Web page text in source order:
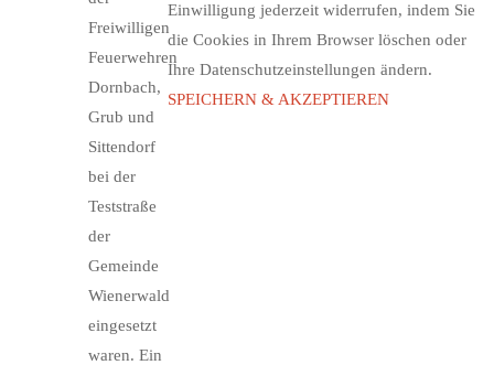
Freiwilligen
Feuerwehren
Dornbach,
Grub und
Sittendorf
bei der
Teststraße
der
Gemeinde
Wienerwald
eingesetzt
waren. Ein
Einwilligung jederzeit widerrufen, indem Sie
die Cookies in Ihrem Browser löschen oder
Ihre Datenschutzeinstellungen ändern.
SPEICHERN & AKZEPTIEREN